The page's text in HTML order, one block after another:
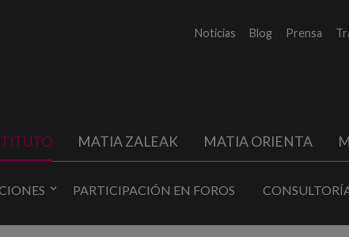
Noticias Blog Prensa
MATIA ZALEAK MATIA ORIENTA
PARTICIPACIÓN EN FOROS